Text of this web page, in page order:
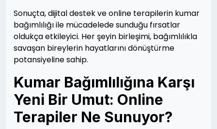
Sonuçta, dijital destek ve online terapilerin kumar
bağımlılığı ile mücadelede sunduğu fırsatlar
oldukça etkileyici. Her şeyin birleşimi, bağımlılıkla
savaşan bireylerin hayatlarını dönüştürme
potansiyeline sahip.
Kumar Bağımlılığına Karşı
Yeni Bir Umut: Online
Terapiler Ne Sunuyor?